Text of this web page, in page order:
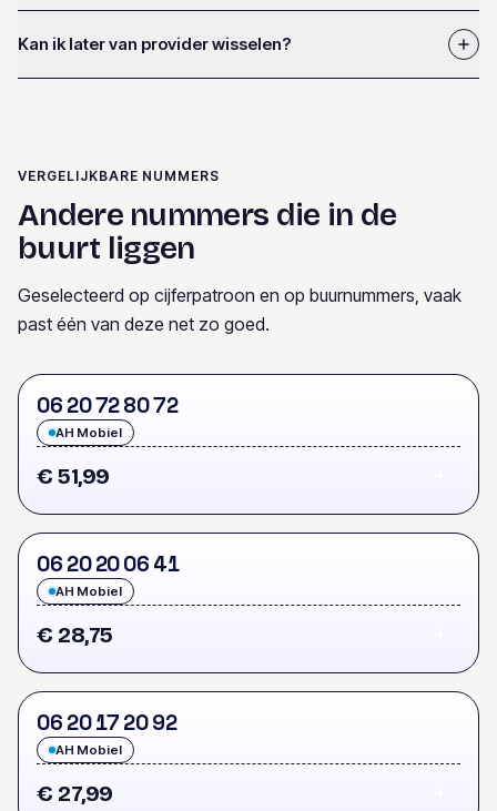
Kan ik later van provider wisselen?
VERGELIJKBARE NUMMERS
Andere nummers die in de
buurt liggen
Geselecteerd op cijferpatroon en op buurnummers, vaak
past één van deze net zo goed.
06 20728072
AH Mobiel
€ 51,99
06 202006 41
AH Mobiel
€ 28,75
06 2017 2092
AH Mobiel
€ 27,99